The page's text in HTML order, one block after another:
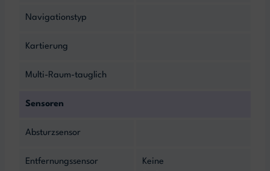
Navigationstyp
Kartierung
Multi-Raum-tauglich
Sensoren
Absturzsensor
Entfernungssensor
Keine